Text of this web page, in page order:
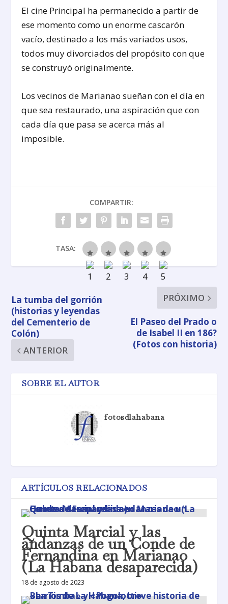
El cine Principal ha permanecido a partir de
ese momento como un enorme cascarón
vacío, destinado a los más variados usos,
todos muy divorciados del propósito con que
se construyó originalmente.
Los vecinos de Marianao sueñan con el día en
que sea restaurado, una aspiración que con
cada día que pasa se acerca más al
imposible.
COMPARTIR:
TASA:
La tumba del gorrión
(historias y leyendas
del Cementerio de
Colón)
ANTERIOR
PRÓXIMO
El Paseo del Prado o
de Isabel II en 186?
(Fotos con historia)
SOBRE EL AUTOR
fotosdlahabana
ARTÍCULOS RELACIONADOS
Quinta Marcial y las
andanzas de un Conde de
Fernandina en Marianao
(La Habana desaparecida)
18 de agosto de 2023